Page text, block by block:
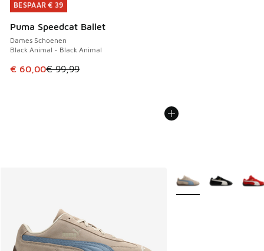
BESPAAR € 39
Puma Speedcat Ballet
Dames Schoenen
Black Animal - Black Animal
Dit artikel is in de uitverkoop. Dit artikel is in de
€ 60,00€ 99,99
BESPAAR € 39
Meer kleuren